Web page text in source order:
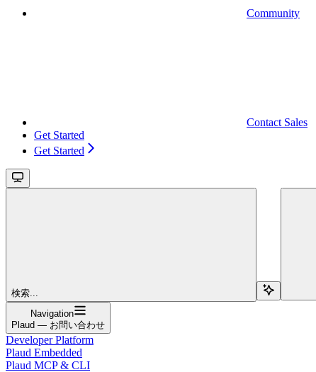
Community
Contact Sales
Get Started
Get Started
検索...
Navigation
Plaud — お問い合わせ
Developer Platform
Plaud Embedded
Plaud MCP & CLI